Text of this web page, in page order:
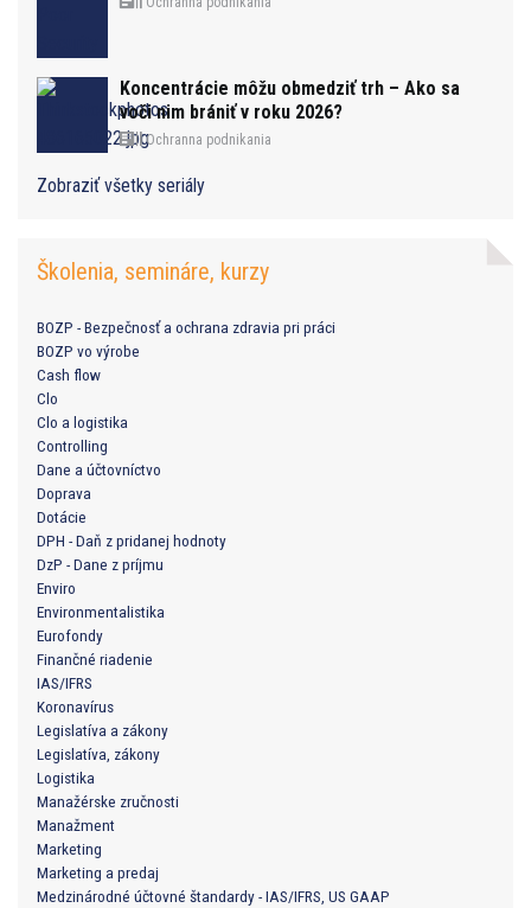
Koncentrácie môžu obmedziť trh – Ako sa
voči nim brániť v roku 2026?
Ochranna podnikania
Zobraziť všetky seriály
Školenia, semináre, kurzy
BOZP - Bezpečnosť a ochrana zdravia pri práci
BOZP vo výrobe
Cash flow
Clo
Clo a logistika
Controlling
Dane a účtovníctvo
Doprava
Dotácie
DPH - Daň z pridanej hodnoty
DzP - Dane z príjmu
Enviro
Environmentalistika
Eurofondy
Finančné riadenie
IAS/IFRS
Koronavírus
Legislatíva a zákony
Legislatíva, zákony
Logistika
Manažérske zručnosti
Manažment
Marketing
Marketing a predaj
Medzinárodné účtovné štandardy - IAS/IFRS, US GAAP